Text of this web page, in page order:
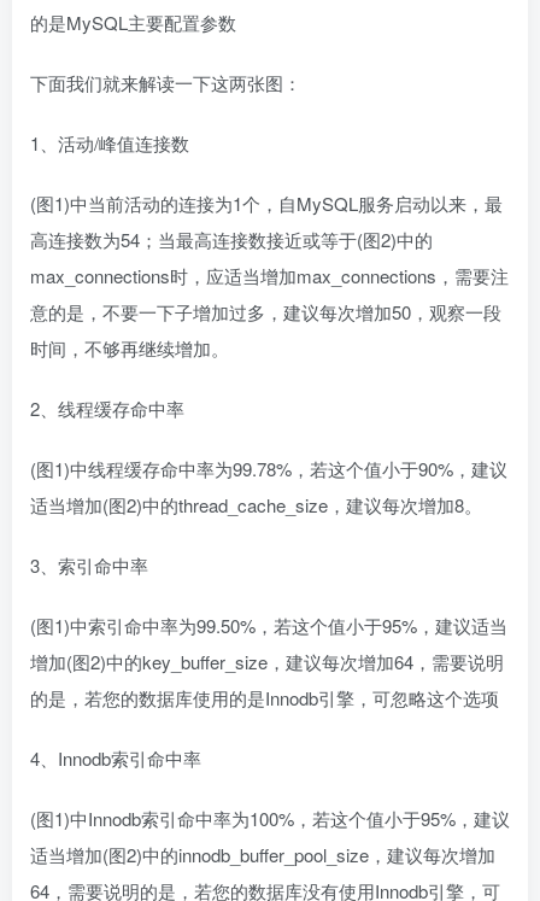
的是MySQL主要配置参数
下面我们就来解读一下这两张图：
1、活动/峰值连接数
(图1)中当前活动的连接为1个，自MySQL服务启动以来，最
高连接数为54；当最高连接数接近或等于(图2)中的
max_connections时，应适当增加max_connections，需要注
意的是，不要一下子增加过多，建议每次增加50，观察一段
时间，不够再继续增加。
2、线程缓存命中率
(图1)中线程缓存命中率为99.78%，若这个值小于90%，建议
适当增加(图2)中的thread_cache_size，建议每次增加8。
3、索引命中率
(图1)中索引命中率为99.50%，若这个值小于95%，建议适当
增加(图2)中的key_buffer_size，建议每次增加64，需要说明
的是，若您的数据库使用的是Innodb引擎，可忽略这个选项
4、Innodb索引命中率
(图1)中Innodb索引命中率为100%，若这个值小于95%，建议
适当增加(图2)中的innodb_buffer_pool_size，建议每次增加
64，需要说明的是，若您的数据库没有使用Innodb引擎，可